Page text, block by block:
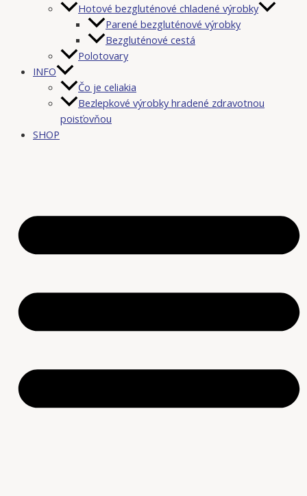
Hotové bezgluténové chladené výrobky
Parené bezgluténové výrobky
Bezgluténové cestá
Polotovary
INFO
Čo je celiakia
Bezlepkové výrobky hradené zdravotnou
poisťovňou
SHOP